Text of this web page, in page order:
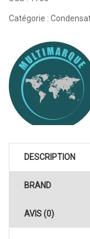
Catégorie :
DESCRIPTION
BRAND
AVIS (0)